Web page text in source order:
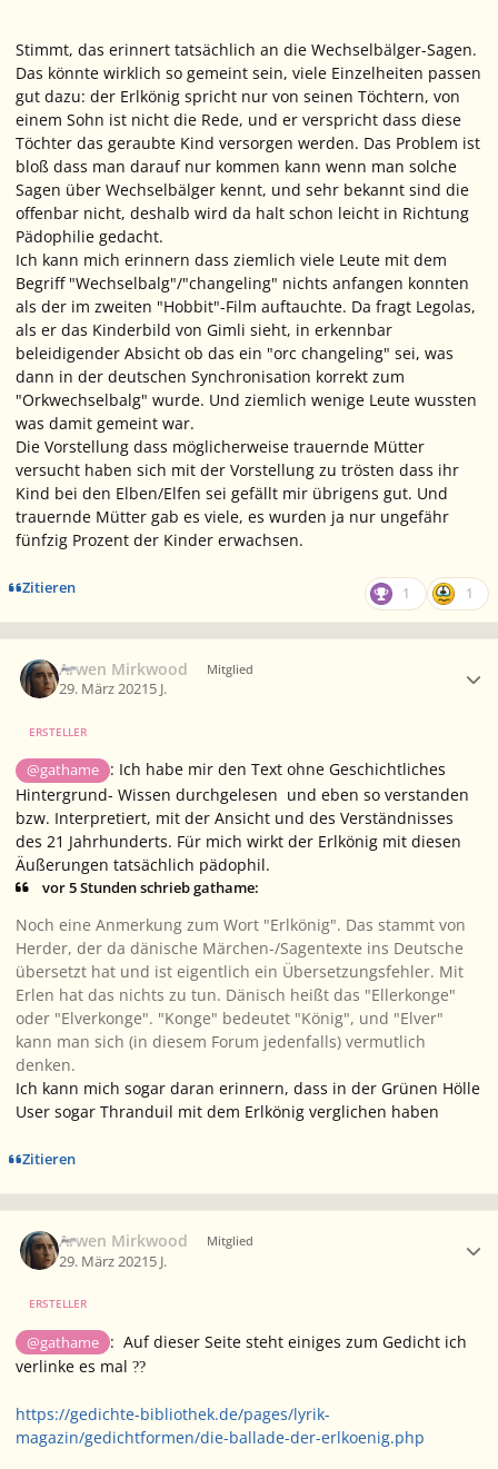
Stimmt, das erinnert tatsächlich an die Wechselbälger-Sagen.
Das könnte wirklich so gemeint sein, viele Einzelheiten passen
gut dazu: der Erlkönig spricht nur von seinen Töchtern, von
einem Sohn ist nicht die Rede, und er verspricht dass diese
Töchter das geraubte Kind versorgen werden. Das Problem ist
bloß dass man darauf nur kommen kann wenn man solche
Sagen über Wechselbälger kennt, und sehr bekannt sind die
offenbar nicht, deshalb wird da halt schon leicht in Richtung
Pädophilie gedacht.
Ich kann mich erinnern dass ziemlich viele Leute mit dem
Begriff "Wechselbalg"/"changeling" nichts anfangen konnten
als der im zweiten "Hobbit"-Film auftauchte. Da fragt Legolas,
als er das Kinderbild von Gimli sieht, in erkennbar
beleidigender Absicht ob das ein "orc changeling" sei, was
dann in der deutschen Synchronisation korrekt zum
"Orkwechselbalg" wurde. Und ziemlich wenige Leute wussten
was damit gemeint war.
Die Vorstellung dass möglicherweise trauernde Mütter
versucht haben sich mit der Vorstellung zu trösten dass ihr
Kind bei den Elben/Elfen sei gefällt mir übrigens gut. Und
trauernde Mütter gab es viele, es wurden ja nur ungefähr
fünfzig Prozent der Kinder erwachsen.
Zitieren 1 1
Arwen Mirkwood Mitglied
29. März 20215 J.
ERSTELLER
@gathame
: Ich habe mir den Text ohne Geschichtliches
Hintergrund- Wissen durchgelesen und eben so verstanden
bzw. Interpretiert, mit der Ansicht und des Verständnisses
des 21 Jahrhunderts. Für mich wirkt der Erlkönig mit diesen
Äußerungen tatsächlich pädophil.
vor 5 Stunden schrieb gathame:
Noch eine Anmerkung zum Wort "Erlkönig". Das stammt von
Herder, der da dänische Märchen-/Sagentexte ins Deutsche
übersetzt hat und ist eigentlich ein Übersetzungsfehler. Mit
Erlen hat das nichts zu tun. Dänisch heißt das "Ellerkonge"
oder "Elverkonge". "Konge" bedeutet "König", und "Elver"
kann man sich (in diesem Forum jedenfalls) vermutlich
denken.
Ich kann mich sogar daran erinnern, dass in der Grünen Hölle
User sogar Thranduil mit dem Erlkönig verglichen haben
Zitieren
Arwen Mirkwood Mitglied
29. März 20215 J.
ERSTELLER
@gathame
: Auf dieser Seite steht einiges zum Gedicht ich
verlinke es mal ??
https://gedichte-bibliothek.de/pages/lyrik-
magazin/gedichtformen/die-ballade-der-erlkoenig.php